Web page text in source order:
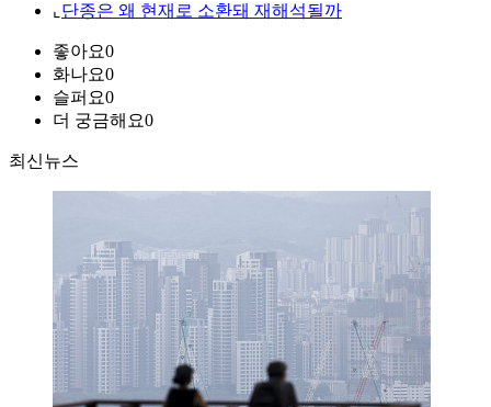
⌞ 단종은 왜 현재로 소환돼 재해석될까
좋아요0
화나요0
슬퍼요0
더 궁금해요0
최신뉴스